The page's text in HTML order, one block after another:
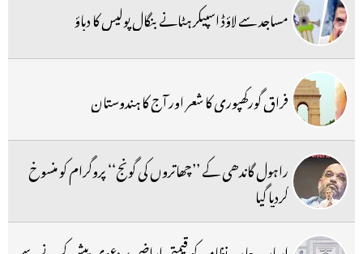
مساجد سے لاؤڈ اسپیکر ہٹانے بنگال پولیس کا دباؤ
فراق گورکھپوری کا شعر اور آج کا ہندوستان
راہول گاندھی کے ’’چھاتروں کی گونج‘‘ پروگرام کو منسوخ
کردیا گیا